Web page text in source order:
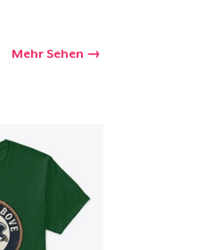
Mehr Sehen